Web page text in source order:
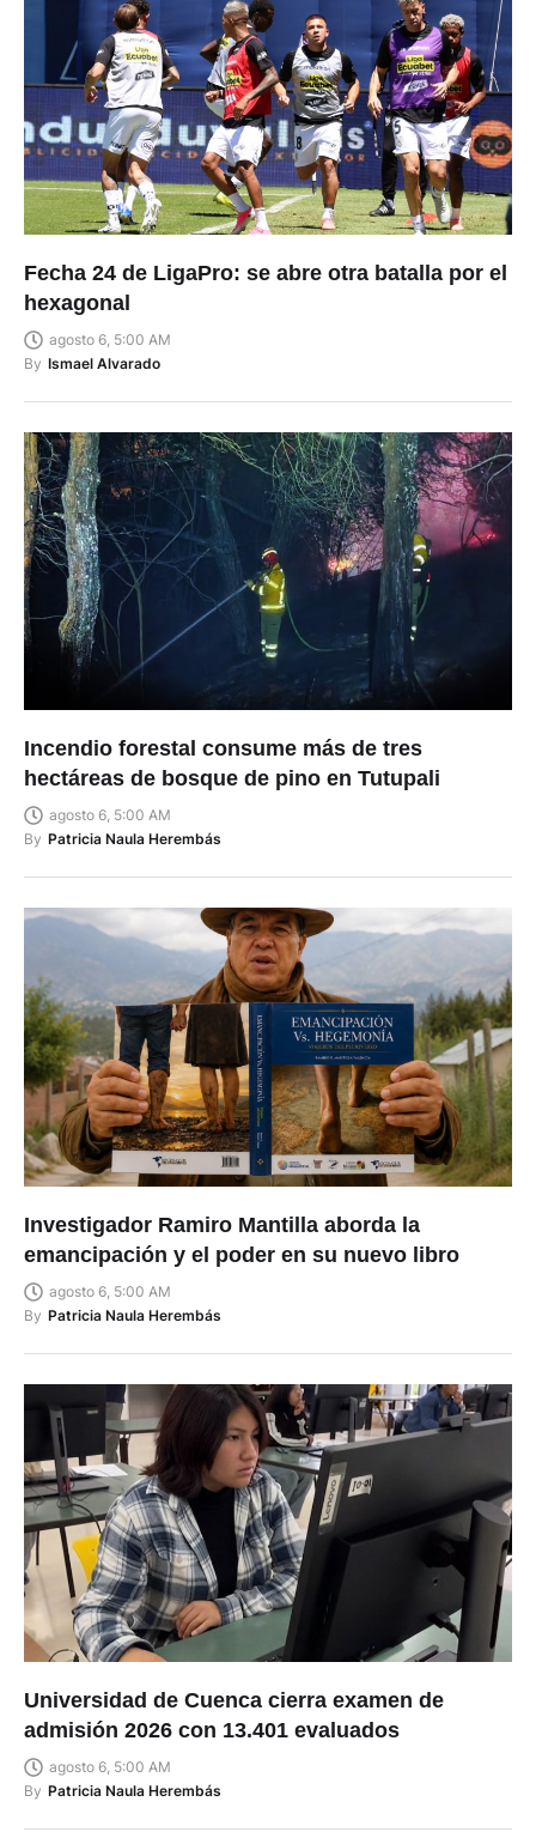
Fecha 24 de LigaPro: se abre otra batalla por el
hexagonal
agosto 6, 5:00 AM
By Ismael Alvarado
Incendio forestal consume más de tres
hectáreas de bosque de pino en Tutupali
agosto 6, 5:00 AM
By Patricia Naula Herembás
Investigador Ramiro Mantilla aborda la
emancipación y el poder en su nuevo libro
agosto 6, 5:00 AM
By Patricia Naula Herembás
Universidad de Cuenca cierra examen de
admisión 2026 con 13.401 evaluados
agosto 6, 5:00 AM
By Patricia Naula Herembás